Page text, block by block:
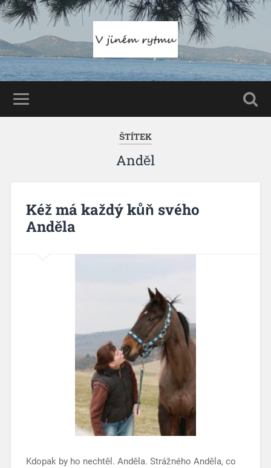
ŠTÍTEK
Anděl
Kéž má každý kůň svého
Anděla
Kdopak by ho nechtěl. Anděla. Strážného Anděla, co